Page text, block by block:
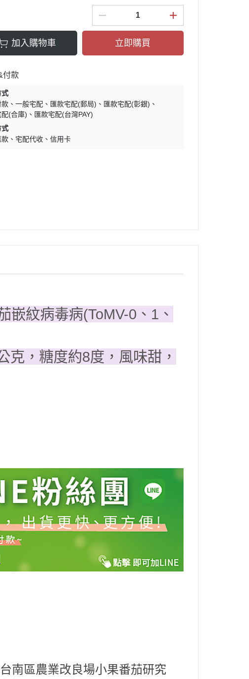
加入購物車 立即購買
付款
式
款
一般宅配 匯款宅配(郵局)
匯款宅配(彰銀)
配(合庫)
匯款宅配(台灣PAY)
式
款
宅配代收 信用卡
嵌紋病毒病(ToMV-0、1、
克，糖度約8度，風味甜，
南區農業改良場小果番茄研究